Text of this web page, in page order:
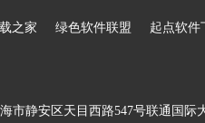
之家 绿色软件联盟 起点软件
市静安区天目西路547号联通国际